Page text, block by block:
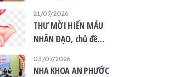
quốc năm 2026
21/07/2026
THƯ MỜI HIẾN MÁU
NHÂN ĐẠO, chủ đề
mùa Vu lan”
03/07/2026
NHA KHOA AN PHƯỚC